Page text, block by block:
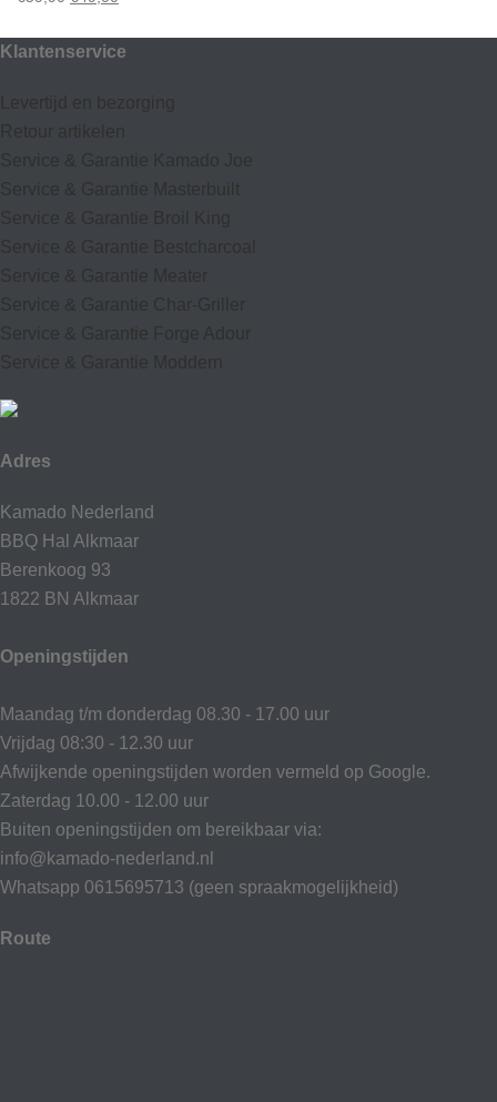
was:
is:
Klantenservice
Levertijd en bezorging
Retour artikelen
Service & Garantie Kamado Joe
Service & Garantie Masterbuilt
Service & Garantie Broil King
Service & Garantie Bestcharcoal
Service & Garantie Meater
Service & Garantie Char-Griller
Service & Garantie Forge Adour
Service & Garantie Moddern
Adres
Kamado Nederland
BBQ Hal Alkmaar
Berenkoog 93
1822 BN Alkmaar
Openingstijden
Maandag t/m donderdag 08.30 - 17.00 uur
Vrijdag 08:30 - 12.30 uur
Afwijkende openingstijden worden vermeld op Google.
Zaterdag 10.00 - 12.00 uur
Buiten openingstijden om bereikbaar via:
info@kamado-nederland.nl
Whatsapp 0615695713 (geen spraakmogelijkheid)
Route